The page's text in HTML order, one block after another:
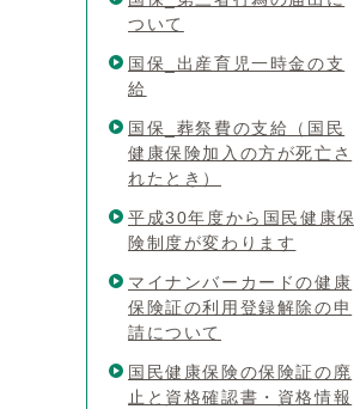
ついて
国保_出産育児一時金の支
給
国保_葬祭費の支給（国民
健康保険加入の方が死亡さ
れたとき）
平成30年度から国民健康保
険制度が変わります
マイナンバーカードの健康
保険証の利用登録解除の申
請について
国民健康保険の保険証の廃
止と資格確認書・資格情報